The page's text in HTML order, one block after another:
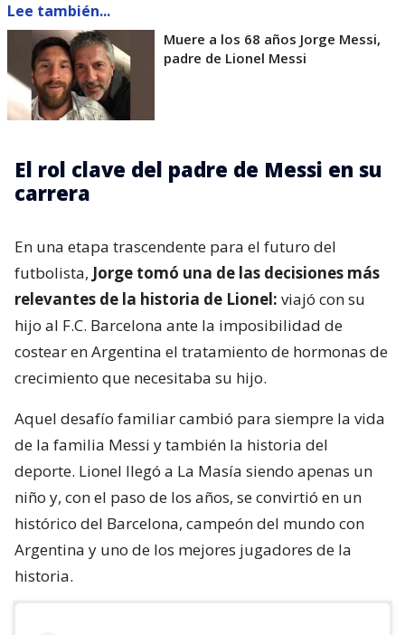
Lee también...
Muere a los 68 años Jorge Messi,
padre de Lionel Messi
El rol clave del padre de Messi en su
carrera
En una etapa trascendente para el futuro del
futbolista, Jorge tomó una de las decisiones más
relevantes de la historia de Lionel: viajó con su
hijo al F.C. Barcelona ante la imposibilidad de
costear en Argentina el tratamiento de hormonas de
crecimiento que necesitaba su hijo.
Aquel desafío familiar cambió para siempre la vida
de la familia Messi y también la historia del
deporte. Lionel llegó a La Masía siendo apenas un
niño y, con el paso de los años, se convirtió en un
histórico del Barcelona, campeón del mundo con
Argentina y uno de los mejores jugadores de la
historia.